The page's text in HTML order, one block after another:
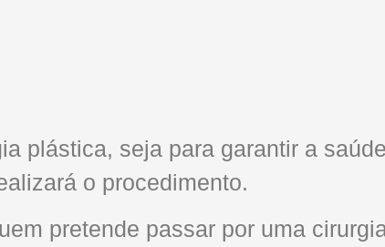
plástica, seja para garantir a
o procedimento.
pretende passar por uma